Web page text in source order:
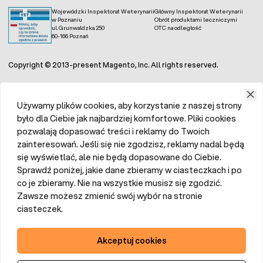
aby wytrzymać częste bieganie i kopanie przez
psy, jak również mniej podatny na uszkodzenia
przez mocz zwierząt;
przystosowane do niskiej wilgotności,
regionów o ograniczonych opadach lub
Te specjalnie dobrane mieszanki nasion minimalizują
potrzebę stałej pielęgnacji i są wytrzymałe na działanie
czynników zewnętrznych.
Zakładanie trawnika
Zakładanie trawnika z nasion wymaga starannego
przygotowania terenu. Ważne jest usunięcie chwastów,
wyrównanie gleby i spulchnienie podłoża, które powinno
być wilgotne. W przypadku gleby niskiej jakości można
ziemię uniwersalną , stwarzając nasionom lepsze
Ile nasion na m2? Uzależnione jest to
od rodzaju trawy, ale zazwyczaj stosuje się od 20 do 30
Wojewódzki Inspektorat Weterynarii
w Poznaniu
ul. Grunwaldzka 250
60-166 Poznań
Główny Inspektorat Weterynarii
Obrót produktami leczniczymi
OTC na odległość
Copyright © 2013-present Magento, Inc. All rights reserved.
Używamy plików cookies, aby korzystanie z naszej strony
było dla Ciebie jak najbardziej komfortowe. Pliki cookies
pozwalają dopasować treści i reklamy do Twoich
zainteresowań. Jeśli się nie zgodzisz, reklamy nadal będą
się wyświetlać, ale nie będą dopasowane do Ciebie.
Sprawdź poniżej, jakie dane zbieramy w ciasteczkach i po
co je zbieramy. Nie na wszystkie musisz się zgodzić.
Zawsze możesz zmienić swój wybór na stronie
ciasteczek.
Akceptuj cookies